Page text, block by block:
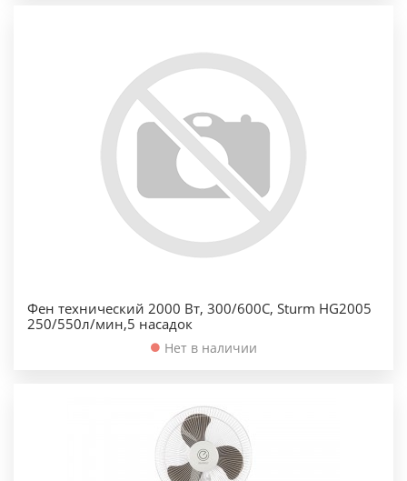
Фен технический 2000 Вт, 300/600С, Sturm HG2005
250/550л/мин,5 насадок
Нет в наличии